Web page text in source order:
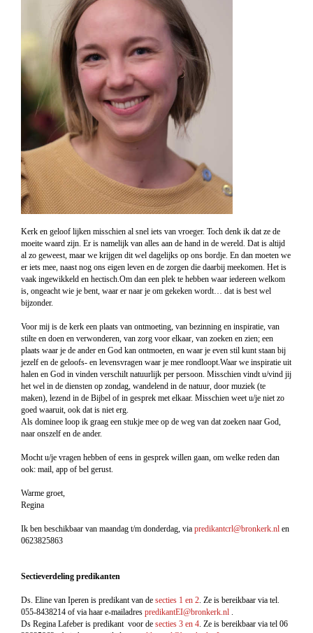
Kerk en geloof lijken misschien al snel iets van vroeger. Toch denk ik dat ze de
moeite waard zijn. Er is namelijk van alles aan de hand in de wereld. Dat is altijd
al zo geweest, maar we krijgen dit wel dagelijks op ons bordje. En dan moeten we
er iets mee, naast nog ons eigen leven en de zorgen die daarbij meekomen. Het is
vaak ingewikkeld en hectisch.Om dan een plek te hebben waar iedereen welkom
is, ongeacht wie je bent, waar er naar je om gekeken wordt… dat is best wel
bijzonder.
Voor mij is de kerk een plaats van ontmoeting, van bezinning en inspiratie, van
stilte en doen en verwonderen, van zorg voor elkaar, van zoeken en zien; een
plaats waar je de ander en God kan ontmoeten, en waar je even stil kunt staan bij
jezelf en de geloofs- en levensvragen waar je mee rondloopt.Waar we inspiratie uit
halen en God in vinden verschilt natuurlijk per persoon. Misschien vindt u/vind jij
het wel in de diensten op zondag, wandelend in de natuur, door muziek (te
maken), lezend in de Bijbel of in gesprek met elkaar. Misschien weet u/je niet zo
goed waaruit, ook dat is niet erg.
Als dominee loop ik graag een stukje mee op de weg van dat zoeken naar God,
naar onszelf en de ander.
Mocht u/je vragen hebben of eens in gesprek willen gaan, om welke reden dan
ook: mail, app of bel gerust.
Warme groet,
Regina
Ik ben beschikbaar van maandag t/m donderdag, via predikantcrl@bronkerk.nl en
0623825863
Sectieverdeling predikanten
Ds. Eline van Iperen is predikant van de secties 1 en 2. Ze is bereikbaar via tel.
055-8438214 of via haar e-mailadres predikantEI@bronkerk.nl .
Ds Regina Lafeber is predikant voor de secties 3 en 4. Ze is bereikbaar via tel 06